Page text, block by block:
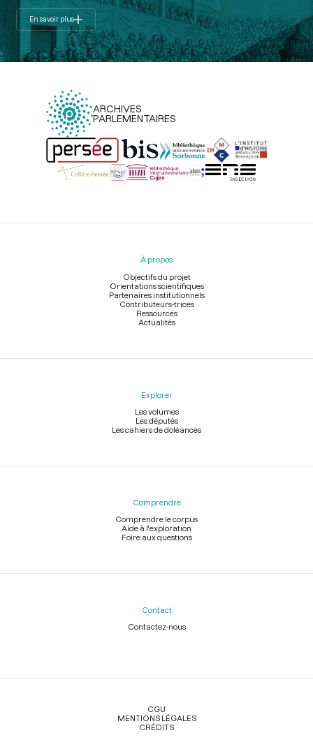
En savoir plus
ARCHIVES
PARLEMENTAIRES
Menu
À propos
Objectifs du projet
Orientations scientifiques
Partenaires institutionnels
Contributeurs-trices
Ressources
Actualités
Explorer
Les volumes
Les députés
Les cahiers de doléances
Comprendre
Comprendre le corpus
Aide à l'exploration
Foire aux questions
Contact
Contactez-nous
Légal
CGU
MENTIONS LÉGALES
CRÉDITS